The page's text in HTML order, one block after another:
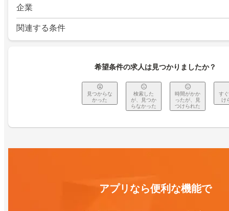
企業
関連する条件
希望条件の求人は見つかりましたか？
見つからな
かった
検索した
が、見つか
らなかった
時間がかか
ったが、見
つけられた
す
け
アプリなら便利な機能で